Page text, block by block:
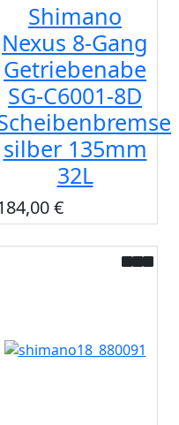
Shimano
Nexus 8-Gang
Getriebenabe
SG-C6001-8D
silber 135mm
32L
€